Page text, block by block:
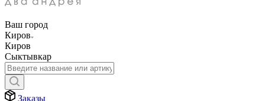
Ваш город
Киров
Киров
Сыктывкар
Заказы